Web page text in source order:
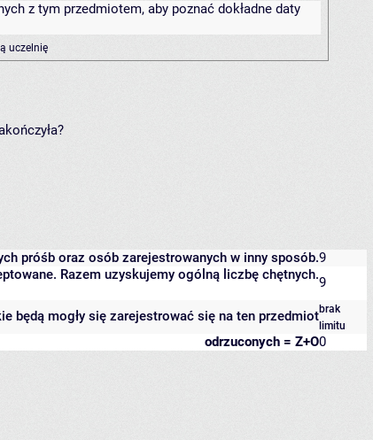
z tym przedmiotem, aby poznać dokładne daty
uczelnię
próśb oraz osób zarejestrowanych w inny sposób.9
Razem uzyskujemy ogólną liczbę chętnych.9
będą mogły się zarejestrować się na ten przedmiotbrak
limitu
odrzuconych = Z+O0